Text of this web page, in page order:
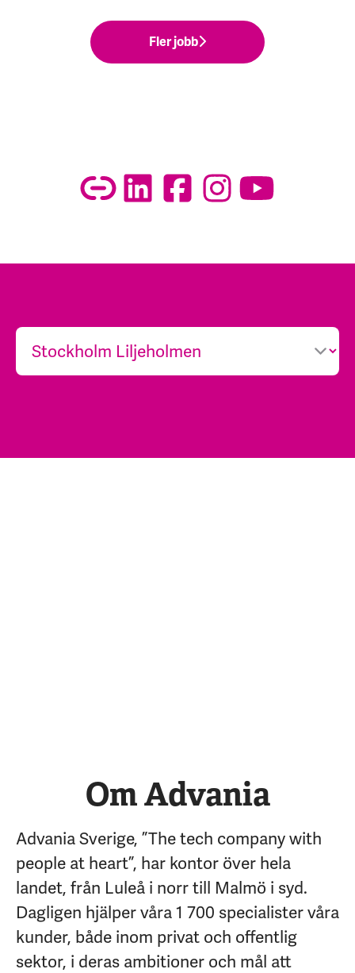
Fler jobb
Om Advania
Advania Sverige, ”The tech company with
people at heart”, har kontor över hela
landet, från Luleå i norr till Malmö i syd.
Dagligen hjälper våra 1 700 specialister våra
kunder, både inom privat och offentlig
sektor, i deras ambitioner och mål att